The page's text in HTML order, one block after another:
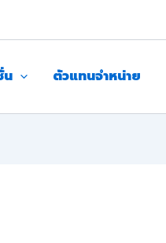
น ตัวแทนจำหน่าย